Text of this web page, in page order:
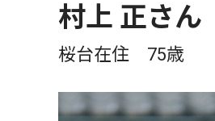
村上 正さん
桜台在住 75歳